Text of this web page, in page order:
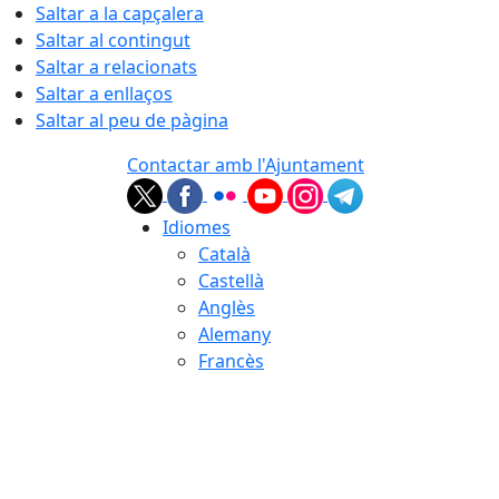
Saltar a la capçalera
Saltar al contingut
Saltar a relacionats
Saltar a enllaços
Saltar al peu de pàgina
Contactar amb l'Ajuntament
Idiomes
Català
Castellà
Anglès
Alemany
Francès